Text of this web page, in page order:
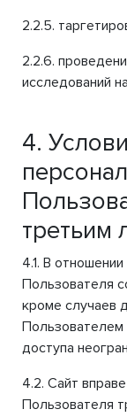
2.2.5.
2.2.6.
исследований
4.
третьим
4.1. В
Пользователя
кроме случаев
доступа
4.2. Сайт
Пользователя